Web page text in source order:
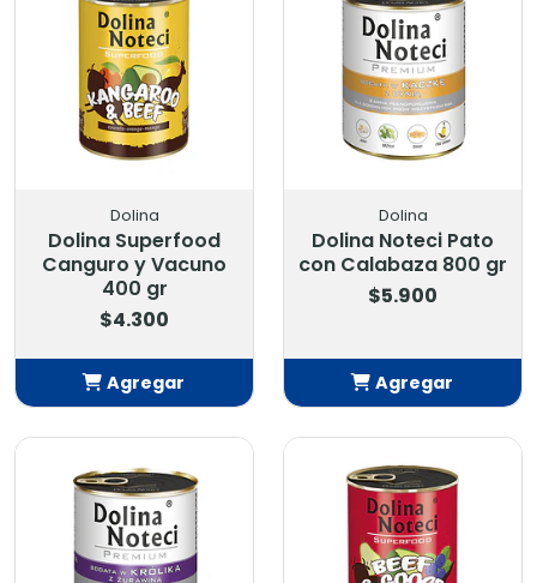
Dolina
Dolina Superfood
Canguro y Vacuno
400 gr
$4.300
Agregar
Añadido
Dolina
Dolina Noteci Pato
con Calabaza 800 gr
$5.900
Agregar
Añadido